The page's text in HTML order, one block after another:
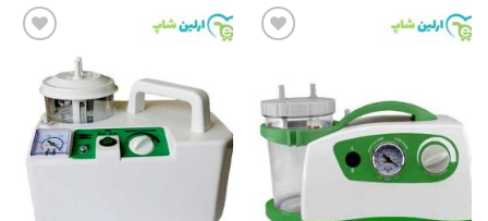
Add to
Add to
wishlist